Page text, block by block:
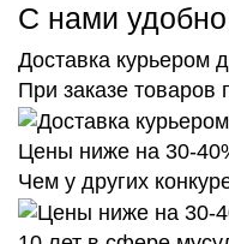
С нами
Доставка курьером
При заказе товаров
Цены ниже на 30-
Чем у других